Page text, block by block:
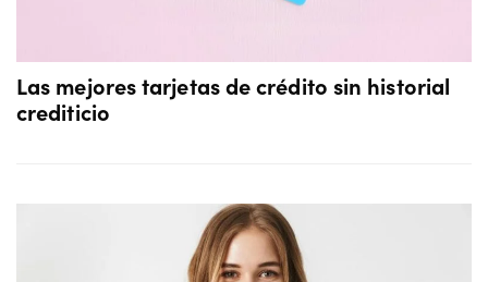
Las mejores tarjetas de crédito sin historial
crediticio